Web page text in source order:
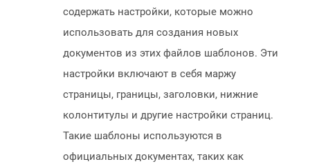
содержать настройки, которые можно
использовать для создания новых
документов из этих файлов шаблонов. Эти
настройки включают в себя маржу
страницы, границы, заголовки, нижние
колонтитулы и другие настройки страниц.
Такие шаблоны используются в
официальных документах, таких как